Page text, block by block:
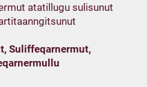
atatillugu sulisunut
Suliffeqarnermut,